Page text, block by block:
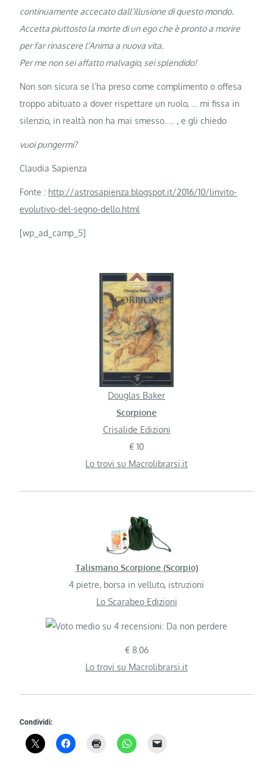
continuamente accecato dall’illusione di questo mondo.
Accetta piuttosto la morte di un ego che è pronto a morire
per far rinascere l’Anima a nuova vita.
Per me non sei affatto malvagio, sei splendido!
Non son sicura se l’ha preso come complimento o offesa
troppo abituato a dover rispettare un ruolo, … mi fissa in
silenzio, in realtà non ha mai smesso….. , e gli chiedo
vuoi pungermi?
Claudia Sapienza
Fonte : http://astrosapienza.blogspot.it/2016/10/linvito-
evolutivo-del-segno-dello.html
[wp_ad_camp_5]
Douglas Baker
Scorpione
Crisalide Edizioni
€ 10
Lo trovi su Macrolibrarsi.it
Talismano Scorpione (Scorpio)
4 pietre, borsa in velluto, istruzioni
Lo Scarabeo Edizioni
€ 8.06
Lo trovi su Macrolibrarsi.it
Condividi: